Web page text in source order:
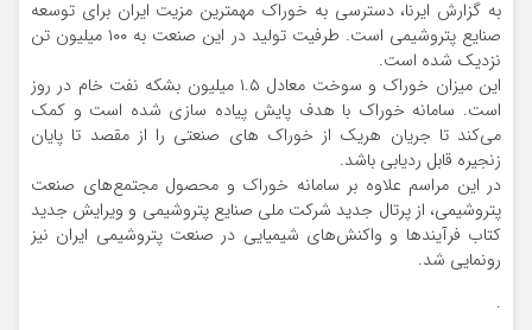
به گزارش ایرنا، دسترسی به خوراک مهمترین مزیت ایران برای توسعه
صنایع پتروشیمی است. طرفیت تولید در این صنعت به ۱۰۰ میلیون تن
نزدیک شده است.
این میزان خوراک و سوخت معادل ۱.۵ میلیون بشکه نفت خام در روز
است. سامانه خوراک با هدف پایش پیاده سازی شده است و کمک
می‌کند تا جریان هریک از خوراک های صنعتی را از مقصد تا پایان
زنجیره قابل ردیابی باشد.
در این مراسم علاوه بر سامانه خوراک و محصول مجتمع‌های صنعت
پتروشیمی، از پرتال جدید شرکت ملی صنایع پتروشیمی و ویرایش جدید
کتاب فرآیندها و واکنش‌های شیمیایی در صنعت پتروشیمی ایران نیز
رونمایی شد.
.